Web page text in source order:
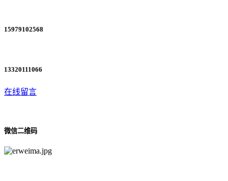
15979102568
13320111066
在线留言
微信二维码